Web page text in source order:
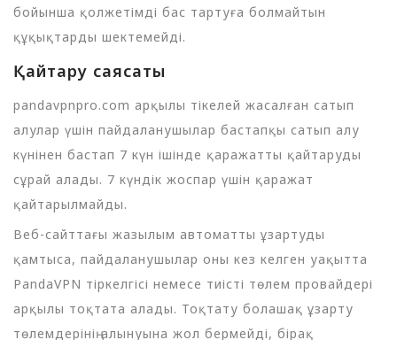
бойынша қолжетімді бас тартуға болмайтын
құқықтарды шектемейді.
Қайтару саясаты
pandavpnpro.com арқылы тікелей жасалған сатып
алулар үшін пайдаланушылар бастапқы сатып алу
күнінен бастап 7 күн ішінде қаражатты қайтаруды
сұрай алады. 7 күндік жоспар үшін қаражат
қайтарылмайды.
Веб-сайттағы жазылым автоматты ұзартуды
қамтыса, пайдаланушылар оны кез келген уақытта
PandaVPN тіркелгісі немесе тиісті төлем провайдері
арқылы тоқтата алады. Тоқтату болашақ ұзарту
төлемдерінің алынуына жол бермейді, бірақ